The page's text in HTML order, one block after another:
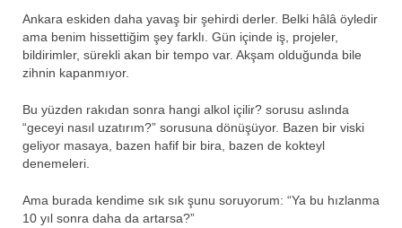
Ankara eskiden daha yavaş bir şehirdi derler. Belki hâlâ öyledir
ama benim hissettiğim şey farklı. Gün içinde iş, projeler,
bildirimler, sürekli akan bir tempo var. Akşam olduğunda bile
zihnin kapanmıyor.
Bu yüzden rakıdan sonra hangi alkol içilir? sorusu aslında
“geceyi nasıl uzatırım?” sorusuna dönüşüyor. Bazen bir viski
geliyor masaya, bazen hafif bir bira, bazen de kokteyl
denemeleri.
Ama burada kendime sık sık şunu soruyorum: “Ya bu hızlanma
10 yıl sonra daha da artarsa?”